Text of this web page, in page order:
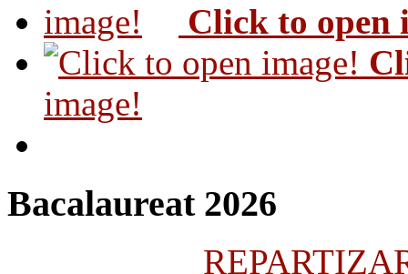
Click to open
image!
Bacalaureat 2026